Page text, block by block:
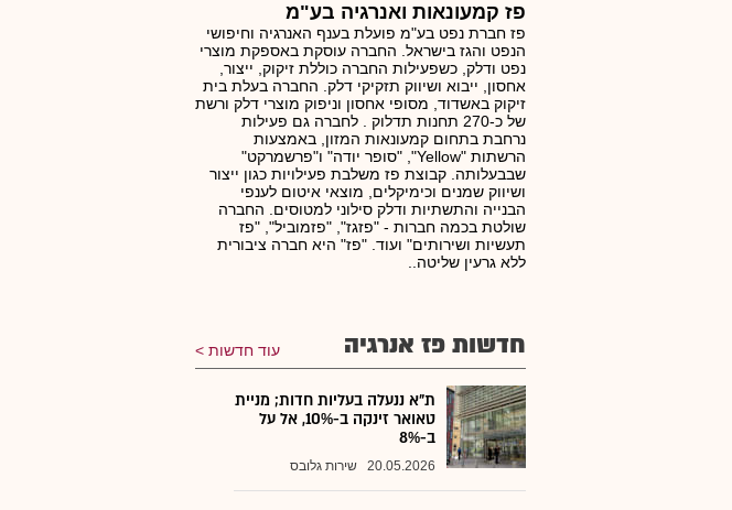
פז קמעונאות ואנרגיה בע"מ
פז חברת נפט בע"מ פועלת בענף האנרגיה וחיפושי
הנפט והגז בישראל. החברה עוסקת באספקת מוצרי
נפט ודלק, כשפעילות החברה כוללת זיקוק, ייצור,
אחסון, ייבוא ושיווק תזקיקי דלק. החברה בעלת בית
זיקוק באשדוד, מסופי אחסון וניפוק מוצרי דלק ורשת
של כ-270 תחנות תדלוק . לחברה גם פעילות
נרחבת בתחום קמעונאות המזון, באמצעות
הרשתות "Yellow", "סופר יודה" ו"פרשמרקט"
שבבעלותה. קבוצת פז משלבת פעילויות כגון ייצור
ושיווק שמנים וכימיקלים, מוצאי איטום לענפי
הבנייה והתשתיות ודלק סילוני למטוסים. החברה
שולטת בכמה חברות - "פזגז", "פזמוביל", "פז
תעשיות ושירותים" ועוד. "פז" היא חברה ציבורית
ללא גרעין שליטה..
חדשות פז אנרגיה עוד חדשות
ת"א ננעלה בעליות חדות; מניית
טאואר זינקה ב-10%, אל על
ב-8%
20.05.2026 שירות גלובס